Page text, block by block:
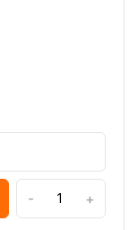
- +